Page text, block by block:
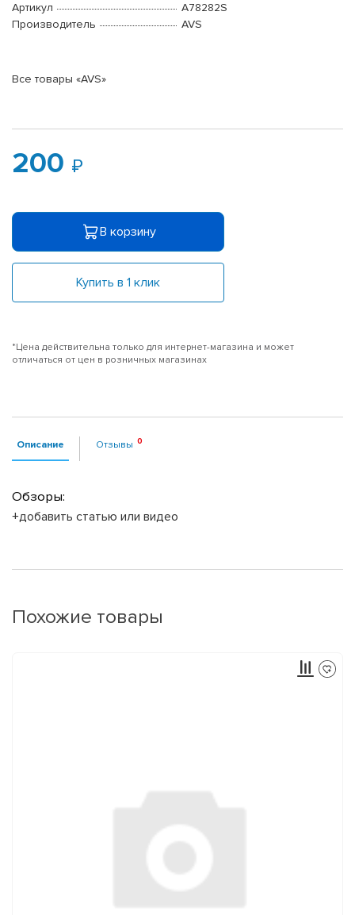
Артикул
A78282S
Производитель
AVS
Все товары «AVS»
200
В корзину
Купить в 1 клик
*Цена действительна только для интернет-магазина и может
отличаться от цен в розничных магазинах
Описание Отзывы
Обзоры:
+добавить статью или видео
Похожие товары